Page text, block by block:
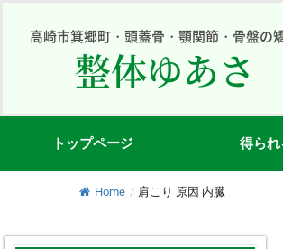
ッ
高崎市箕郷町・頭蓋骨・顎関節・骨盤の
整体ゆあさ
トップページ 得ら
Home / 肩こり 原因 内臓